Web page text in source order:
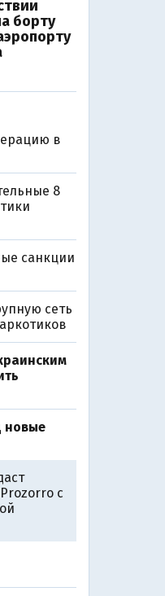
борту
в
8
санкции
сеть
новые
с